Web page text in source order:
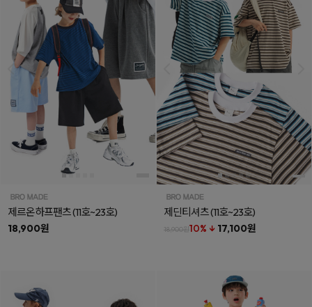
제르온하프팬츠(11호~23호)
18,900원
제딘티셔츠(11호~23호)
18,900원10% ↓ 17,100원